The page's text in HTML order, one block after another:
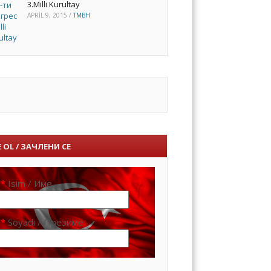
3.Milli Kurultay
APRIL 9, 2015 /TMBH
OL / ЗАЧЛЕНИ СЕ